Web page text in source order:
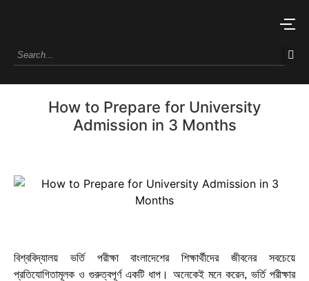
How to Prepare for University
Admission in 3 Months
বিশ্ববিদ্যালয় ভর্তি পরীক্ষা বাংলাদেশের শিক্ষার্থীদের জীবনের সবচেয়ে
প্রতিযোগিতামূলক ও গুরুত্বপূর্ণ একটি ধাপ। অনেকেই মনে করেন, ভর্তি পরীক্ষার